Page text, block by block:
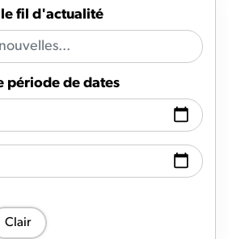
le fil d'actualité
période de dates
Date de
d'actualités Date à
Clair